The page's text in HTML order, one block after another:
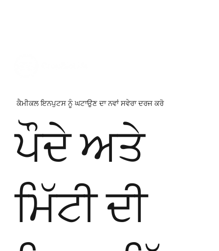
ਕੈਮੀਕਲ ਇਨਪੁਟਸ ਨੂੰ ਘਟਾਉਣ ਦਾ ਨਵਾਂ ਸਵੇਰਾ ਦਰਜ ਕਰੋ
ਪੌਦੇ ਅਤੇ
ਮਿੱਟੀ ਦੀ